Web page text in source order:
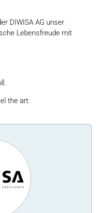
DIWISA AG unser
Lebensfreude mit
the art.